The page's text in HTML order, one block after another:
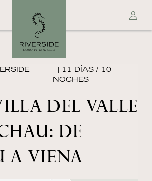
| 11 DÍAS / 10
NOCHES
DEL VALLE
DE
A VIENA